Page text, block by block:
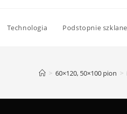
Technologia Podstopnie szklane
> 60×120, 50×100 pion >